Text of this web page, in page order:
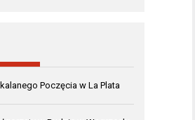
Poczęcia w La Plata